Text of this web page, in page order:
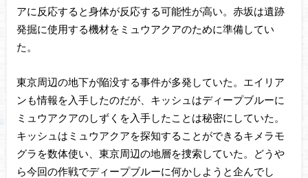
アに反応すると身体が反応する可能性が高い。赤坂は遺跡
発掘に使用する機材をミュウアクアのために準備してい
た。
東京周辺の地下が陥没する事件が多発していた。エイリア
ンも情報を入手したのだが、キッシュはディープブルーに
ミュウアクアのしずくを入手したことは秘密にしていた。
キッシュはミュウアクアを探知することができるキメラモ
グラを数体使い、東京周辺の地層を捜索していた。どうや
ら今回の作戦でディープブルーに何かしようと企んでし